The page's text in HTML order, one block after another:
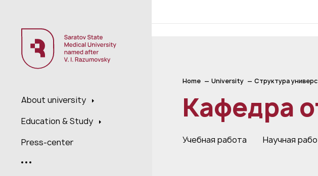
About university
Education & Study
Press-center
Home University Структура
Кафедра
Учебная работа Научная